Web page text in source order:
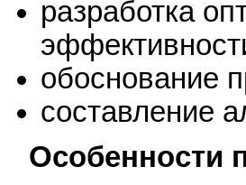
разработка
обоснование
составление
Особенности